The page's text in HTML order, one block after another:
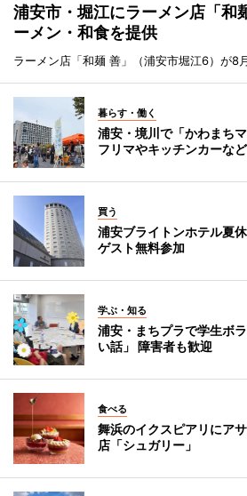
浦安市・堀江にラーメン店「和
ーメン・和食を提供
ラーメン店「和麺 善」（浦安市堀江6）が8
暮らす・働く
浦安・境川で「かわまち
フリマやキッチンカーなど
買う
浦安ブライトンホテル夏
ゲスト無料参加
学ぶ・知る
浦安・まちプラで学生ボ
い話」 障害者も歓迎
食べる
舞浜のイクスピアリにア
店「シュガリー」